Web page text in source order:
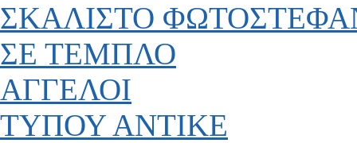
ΣΚΑΛΙΣΤΟ
ΣΕ ΤΕΜΠΛΟ
ΑΓΓΕΛΟΙ
ΤΥΠΟΥ ΑΝΤΙΚΕ